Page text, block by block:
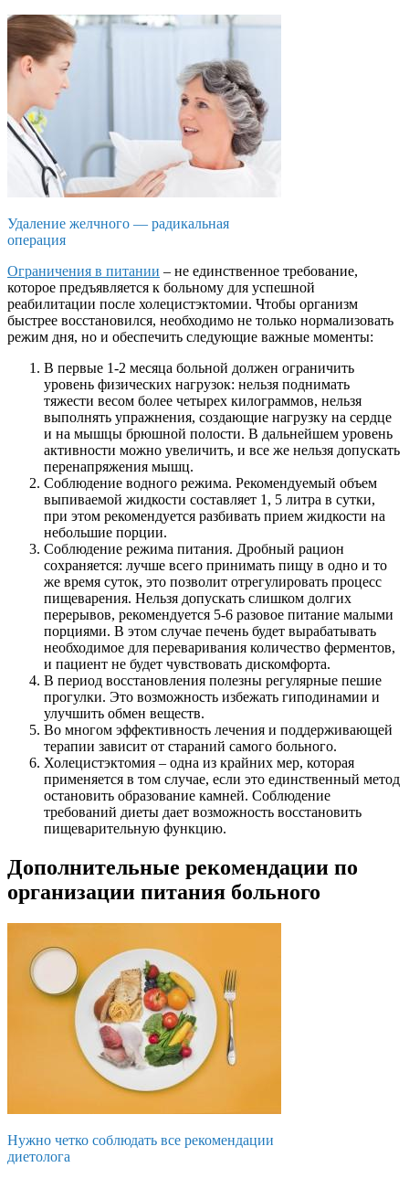
Удаление желчного — радикальная
операция
Ограничения в питании – не единственное требование,
которое предъявляется к больному для успешной
реабилитации после холецистэктомии. Чтобы организм
быстрее восстановился, необходимо не только нормализовать
режим дня, но и обеспечить следующие важные моменты:
В первые 1-2 месяца больной должен ограничить
уровень физических нагрузок: нельзя поднимать
тяжести весом более четырех килограммов, нельзя
выполнять упражнения, создающие нагрузку на сердце
и на мышцы брюшной полости. В дальнейшем уровень
активности можно увеличить, и все же нельзя допускать
перенапряжения мышц.
Соблюдение водного режима. Рекомендуемый объем
выпиваемой жидкости составляет 1, 5 литра в сутки,
при этом рекомендуется разбивать прием жидкости на
небольшие порции.
Соблюдение режима питания. Дробный рацион
сохраняется: лучше всего принимать пищу в одно и то
же время суток, это позволит отрегулировать процесс
пищеварения. Нельзя допускать слишком долгих
перерывов, рекомендуется 5-6 разовое питание малыми
порциями. В этом случае печень будет вырабатывать
необходимое для переваривания количество ферментов,
и пациент не будет чувствовать дискомфорта.
В период восстановления полезны регулярные пешие
прогулки. Это возможность избежать гиподинамии и
улучшить обмен веществ.
Во многом эффективность лечения и поддерживающей
терапии зависит от стараний самого больного.
Холецистэктомия – одна из крайних мер, которая
применяется в том случае, если это единственный метод
остановить образование камней. Соблюдение
требований диеты дает возможность восстановить
пищеварительную функцию.
Дополнительные рекомендации по
организации питания больного
Нужно четко соблюдать все рекомендации
диетолога